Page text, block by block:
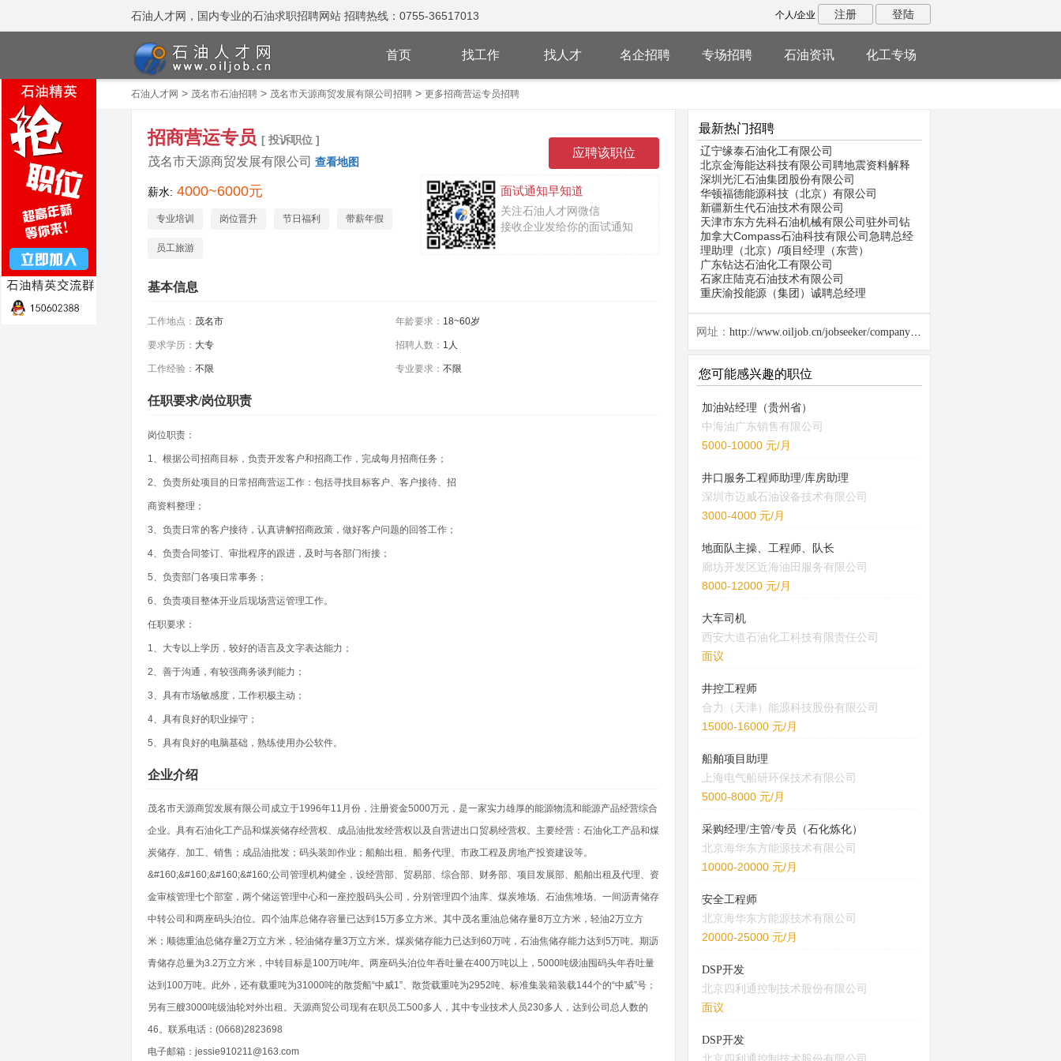
石油人才网，国内专业的石油求职招聘网站 招聘热线：0755-36517013 个人/企业 注册 登陆
首页 找工作 找人才 名企招聘 专场招聘 石油资讯 化工专场
石油人才网 > 茂名市石油招聘> 茂名市天源商贸发展有限公司招聘> 更多招商营运专员招聘
招商营运专员 [ 投诉职位 ]
茂名市天源商贸发展有限公司 查看地图
薪水: 4000~6000元 面试通知早知道
关注石油人才网微信
接收企业发给你的面试通知
专业培训 岗位晋升 节日福利 带薪年假
员工旅游
基本信息
工作地点： 茂名市 年龄要求： 18~60岁
要求学历： 大专 招聘人数： 1人
工作经验： 不限 专业要求： 不限
任职要求/岗位职责
岗位职责：
1、根据公司招商目标，负责开发客户和招商工作，完成每月招商任务；
2、负责所处项目的日常招商营运工作：包括寻找目标客户、客户接待、招
商资料整理；
3、负责日常的客户接待，认真讲解招商政策，做好客户问题的回答工作；
4、负责合同签订、审批程序的跟进，及时与各部门衔接；
5、负责部门各项日常事务；
6、负责项目整体开业后现场营运管理工作。
任职要求：
1、大专以上学历，较好的语言及文字表达能力；
2、善于沟通，有较强商务谈判能力；
3、具有市场敏感度，工作积极主动；
4、具有良好的职业操守；
5、具有良好的电脑基础，熟练使用办公软件。
企业介绍
茂名市天源商贸发展有限公司成立于1996年11月份，注册资金5000万元，是一家实力雄厚的能源物流和能源产品经营综合
企业。具有石油化工产品和煤炭储存经营权、成品油批发经营权以及自营进出口贸易经营权。主要经营：石油化工产品和煤
炭储存、加工、销售；成品油批发；码头装卸作业；船舶出租、船务代理、市政工程及房地产投资建设等。
&#160;&#160;&#160;&#160;公司管理机构健全，设经营部、贸易部、综合部、财务部、项目发展部、船舶出租及代理、资
金审核管理七个部室，两个储运管理中心和一座控股码头公司，分别管理四个油库、煤炭堆场、石油焦堆场、一间沥青储存
中转公司和两座码头泊位。四个油库总储存容量已达到15万多立方米。其中茂名重油总储存量8万立方米，轻油2万立方
米；顺德重油总储存量2万立方米，轻油储存量3万立方米。煤炭储存能力已达到60万吨，石油焦储存能力达到5万吨。期沥
青储存总量为3.2万立方米，中转目标是100万吨/年。两座码头泊位年吞吐量在400万吨以上，5000吨级油囤码头年吞吐量
达到100万吨。此外，还有载重吨为31000吨的散货船“中威1”、散货载重吨为2952吨、标准集装箱装载144个的“中威”号；
另有三艘3000吨级油轮对外出租。天源商贸公司现有在职员工500多人，其中专业技术人员230多人，达到公司总人数的
46。联系电话：(0668)2823698
电子邮箱：jessie910211@163.com
最新热门招聘
辽宁缘泰石油化工有限公司
北京金海能达科技有限公司聘地震资料解释
深圳光汇石油集团股份有限公司
华顿福德能源科技（北京）有限公司
新疆新生代石油技术有限公司
天津市东方先科石油机械有限公司驻外司钻
加拿大Compass石油科技有限公司急聘总经
理助理（北京）/项目经理（东营）
广东钻达石油化工有限公司
石家庄陆克石油技术有限公司
重庆渝投能源（集团）诚聘总经理
网址： http://www.oiljob.cn/jobseeker/company/26437.html
您可能感兴趣的职位
加油站经理（贵州省）
中海油广东销售有限公司
5000-10000 元/月
井口服务工程师助理/库房助理
深圳市迈威石油设备技术有限公司
3000-4000 元/月
地面队主操、工程师、队长
廊坊开发区近海油田服务有限公司
8000-12000 元/月
大车司机
西安大道石油化工科技有限责任公司
面议
井控工程师
合力（天津）能源科技股份有限公司
15000-16000 元/月
船舶项目助理
上海电气船研环保技术有限公司
5000-8000 元/月
采购经理/主管/专员（石化炼化）
北京海华东方能源技术有限公司
10000-20000 元/月
安全工程师
北京海华东方能源技术有限公司
20000-25000 元/月
DSP开发
北京四利通控制技术股份有限公司
面议
DSP开发